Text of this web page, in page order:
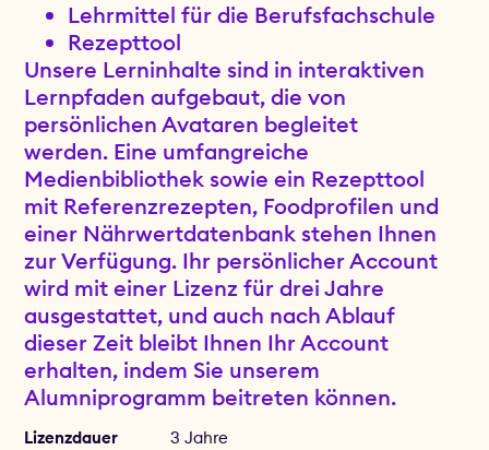
Lehrmittel für die Berufsfachschule
Rezepttool
Unsere Lerninhalte sind in interaktiven
Lernpfaden aufgebaut, die von
persönlichen Avataren begleitet
werden. Eine umfangreiche
Medienbibliothek sowie ein Rezepttool
mit Referenzrezepten, Foodprofilen und
einer Nährwertdatenbank stehen Ihnen
zur Verfügung. Ihr persönlicher Account
wird mit einer Lizenz für drei Jahre
ausgestattet, und auch nach Ablauf
dieser Zeit bleibt Ihnen Ihr Account
erhalten, indem Sie unserem
Alumniprogramm beitreten können.
Lizenzdauer
3 Jahre